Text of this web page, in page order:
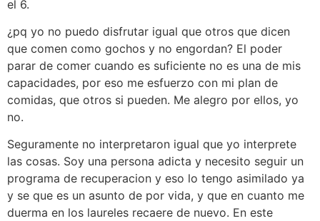
el 6.
¿pq yo no puedo disfrutar igual que otros que dicen
que comen como gochos y no engordan? El poder
parar de comer cuando es suficiente no es una de mis
capacidades, por eso me esfuerzo con mi plan de
comidas, que otros si pueden. Me alegro por ellos, yo
no.
Seguramente no interpretaron igual que yo interprete
las cosas. Soy una persona adicta y necesito seguir un
programa de recuperacion y eso lo tengo asimilado ya
y se que es un asunto de por vida, y que en cuanto me
duerma en los laureles recaere de nuevo. En este